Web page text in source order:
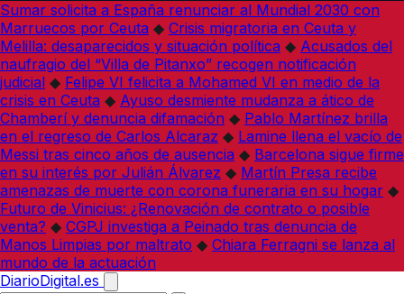
Sumar solicita a España renunciar al Mundial 2030 con
Marruecos por Ceuta ◆ Crisis migratoria en Ceuta y
Melilla: desaparecidos y situación política ◆ Acusados del
naufragio del “Villa de Pitanxo” recogen notificación
judicial ◆ Felipe VI felicita a Mohamed VI en medio de la
crisis en Ceuta ◆ Ayuso desmiente mudanza a ático de
Chamberí y denuncia difamación ◆ Pablo Martínez brilla
en el regreso de Carlos Alcaraz ◆ Lamine llena el vacío de
Messi tras cinco años de ausencia ◆ Barcelona sigue firme
en su interés por Julián Álvarez ◆ Martín Presa recibe
amenazas de muerte con corona funeraria en su hogar ◆
Futuro de Vinicius: ¿Renovación de contrato o posible
venta? ◆ CGPJ investiga a Peinado tras denuncia de
Manos Limpias por maltrato ◆ Chiara Ferragni se lanza al
mundo de la actuación
DiarioDigital.es